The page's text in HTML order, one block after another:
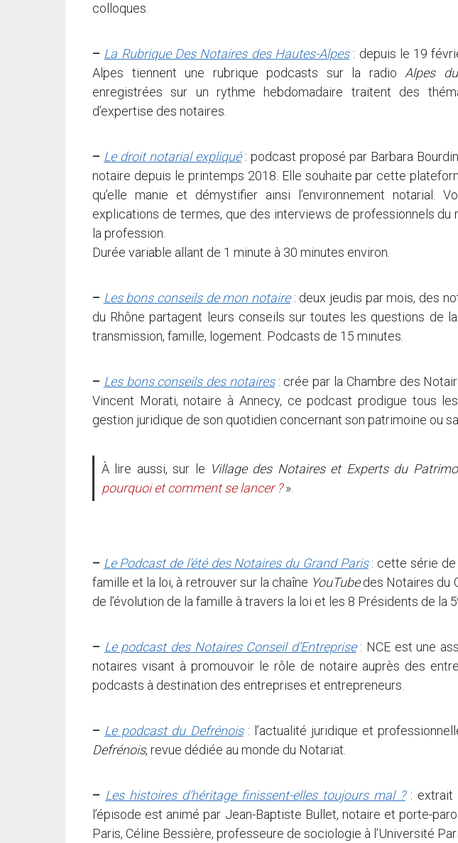
colloques.
– La Rubrique Des Notaires des Hautes-Alpes: depuis le 19
Alpes tiennent une rubrique podcasts sur la radioAlpes
enregistrées sur un rythme hebdomadaire traitent des
d’expertise des notaires.
– Le droit notarial expliqué: podcast proposé par Barbara
notaire depuis le printemps 2018. Elle souhaite par cette
qu’elle manie et démystifier ainsi l’environnement notarial.
explications de termes, que des interviews de professionnels du
la profession.
Durée variable allant de 1 minute à 30 minutes environ.
– Les bons conseils de mon notaire: deux jeudis par mois, des
du Rhône partagent leurs conseils sur toutes les questions de
transmission, famille, logement. Podcasts de 15 minutes.
– Les bons conseils des notaires: crée par la Chambre des
Vincent Morati, notaire à Annecy, ce podcast prodigue tous
gestion juridique de son quotidien concernant son patrimoine ou
À lire aussi, sur le Village des Notaires et Experts du
pourquoi et comment se lancer ?».
– Le Podcast de l’été des Notaires du Grand Paris: cette série de
famille et la loi, à retrouver sur la chaîne YouTubedes Notaires du
de l’évolution de la famille à travers la loi et les 8 Présidents de la 5
– Le podcast des Notaires Conseil d’Entreprise: NCE est une
notaires visant à promouvoir le rôle de notaire auprès des
podcasts à destination des entreprises et entrepreneurs.
– Le podcast du Defrénois: l’actualité juridique et
Defrénois, revue dédiée au monde du Notariat.
– Les histoires d’héritage finissent-elles toujours mal ?: extrait
l’épisode est animé par Jean-Baptiste Bullet, notaire et porte-
Paris, Céline Bessière, professeure de sociologie à l’Université